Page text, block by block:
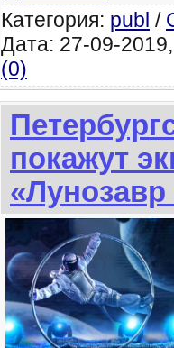
Категория: publ /
Дата: 27-09-
(0)
покажут